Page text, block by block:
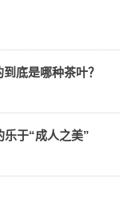
底是哪种茶叶？
乐于“成人之美”